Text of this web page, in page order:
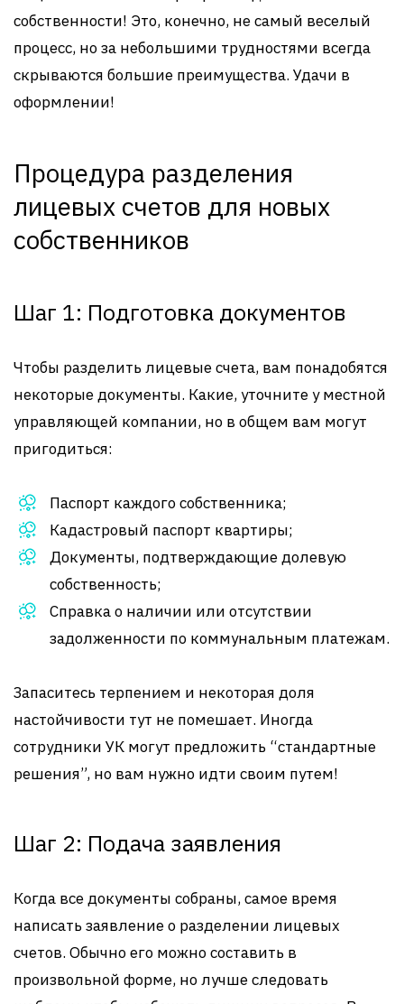
собственности! Это, конечно, не самый веселый
процесс, но за небольшими трудностями всегда
скрываются большие преимущества. Удачи в
оформлении!
Процедура разделения
лицевых счетов для новых
собственников
Шаг 1: Подготовка документов
Чтобы разделить лицевые счета, вам понадобятся
некоторые документы. Какие, уточните у местной
управляющей компании, но в общем вам могут
пригодиться:
Паспорт каждого собственника;
Кадастровый паспорт квартиры;
Документы, подтверждающие долевую
собственность;
Справка о наличии или отсутствии
задолженности по коммунальным платежам.
Запаситесь терпением и некоторая доля
настойчивости тут не помешает. Иногда
сотрудники УК могут предложить “стандартные
решения”, но вам нужно идти своим путем!
Шаг 2: Подача заявления
Когда все документы собраны, самое время
написать заявление о разделении лицевых
счетов. Обычно его можно составить в
произвольной форме, но лучше следовать